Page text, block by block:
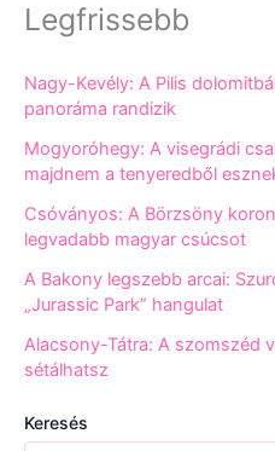
Legfrissebb
Nagy-Kevély: A Pilis
panoráma randizik
Mogyoróhegy: A visegrádi
majdnem a tenyeredből
Csóványos: A Börzsöny
legvadabb magyar csúcsot
A Bakony legszebb arcai:
„Jurassic Park” hangulat
Alacsony-Tátra: A szomszéd
sétálhatsz
Keresés